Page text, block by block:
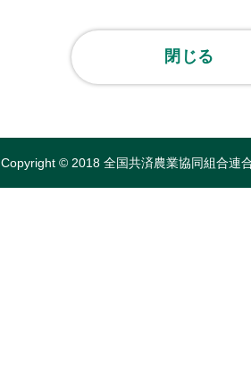
閉じる
Copyright © 2018 全国共済農業協同組合連